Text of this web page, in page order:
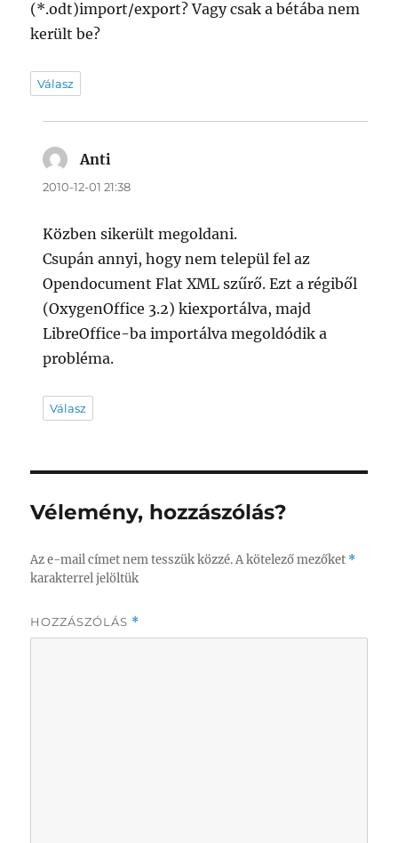
(*.odt)import/export? Vagy csak a bétába nem
került be?
Válasz
Anti
2010-12-01 21:38
Közben sikerült megoldani.
Csupán annyi, hogy nem települ fel az
Opendocument Flat XML szűrő. Ezt a régiből
(OxygenOffice 3.2) kiexportálva, majd
LibreOffice-ba importálva megoldódik a
probléma.
Válasz
Vélemény, hozzászólás?
Az e-mail címet nem tesszük közzé. A kötelező mezőket *
karakterrel jelöltük
HOZZÁSZÓLÁS *